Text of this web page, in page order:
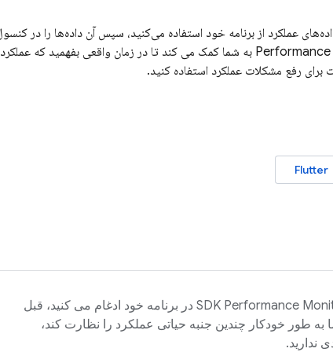
به شما کمک می کند تا در زمان واقعی بفهمید که عملکرد
برای رفع مشکلات عملکرد استفاده کنید.
Flutter
Performance
در برنامه خود ادغام می کنید، قبل
به طور خودکار چندین جنبه حیاتی عملکرد را نظارت کند،
ندارید.